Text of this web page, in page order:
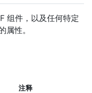
组件，以及任何特定
属性。
注释